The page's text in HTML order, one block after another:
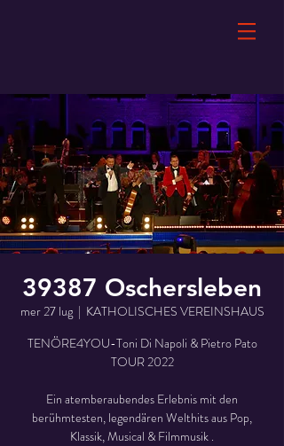
39387 Oschersleben
mer 27 lug
  |
KATHOLISCHES VEREINSHAUS
TENÖRE4YOU-Toni Di Napoli & Pietro Pato
TOUR 2022
Ein atemberaubendes Erlebnis mit den
berühmtesten, legendären Welthits aus Pop,
Klassik, Musical & Filmmusik .